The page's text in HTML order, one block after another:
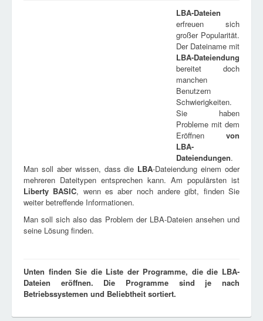
LBA-Dateien
erfreuen sich
großer Popularität.
Der Dateiname mit
LBA-Dateiendung
bereitet doch
manchen
Benutzern
Schwierigkeiten.
Sie haben
Probleme mit dem
Eröffnen von
LBA-
Dateiendungen.
Man soll aber wissen, dass die LBA-Dateiendung einem oder
mehreren Dateitypen entsprechen kann. Am populärsten ist
Liberty BASIC, wenn es aber noch andere gibt, finden Sie
weiter betreffende Informationen.
Man soll sich also das Problem der LBA-Dateien ansehen und
seine Lösung finden.
Unten finden Sie die Liste der Programme, die die LBA-
Dateien eröffnen. Die Programme sind je nach
Betriebssystemen und Beliebtheit sortiert.